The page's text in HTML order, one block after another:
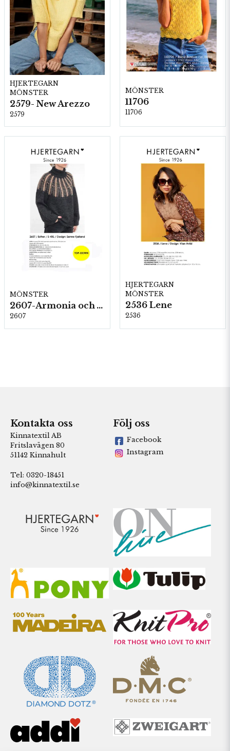
HJERTEGARN
MÖNSTER
2579- New Arezzo
2579
MÖNSTER
11706
11706
MÖNSTER
2607-Armonia och Alpaca 400
2607
HJERTEGARN
MÖNSTER
2536 Lene
2536
Kontakta oss
Kinnatextil AB
Fritslavägen 80
51142 Kinnahult
Tel: 0320-18451
info@kinnatextil.se
Följ oss
Facebook
Instagram